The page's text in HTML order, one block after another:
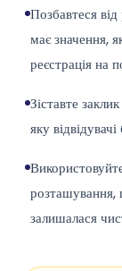
Позбавтеся
має значення,
реєстрація на
Зіставте
яку
розташування,
залишалася